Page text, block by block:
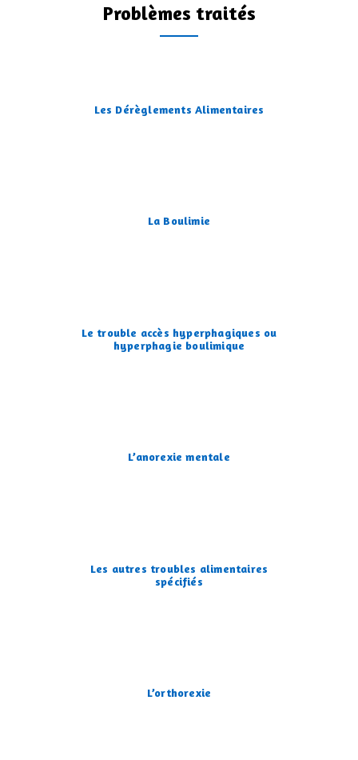
Problèmes traités
Les Dérèglements Alimentaires
La Boulimie
Le trouble accès hyperphagiques ou
hyperphagie boulimique
L’anorexie mentale
Les autres troubles alimentaires
spécifiés
L’orthorexie